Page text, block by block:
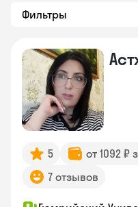
Фильтры
5 от 1092 ₽
7 отзывов